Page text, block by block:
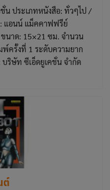
น ประเภทหนังสือ: ทั่วๆไป /
แอนน์ แม็คคาฟฟรีย์
นาด: 15×21 ซม. จำนวน
ครั้งที่ 1 ระดับความยาก
ริษัท ซีเอ็ดยูเคชั่น จำกัด
ต์